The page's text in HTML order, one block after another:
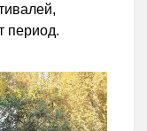
период.